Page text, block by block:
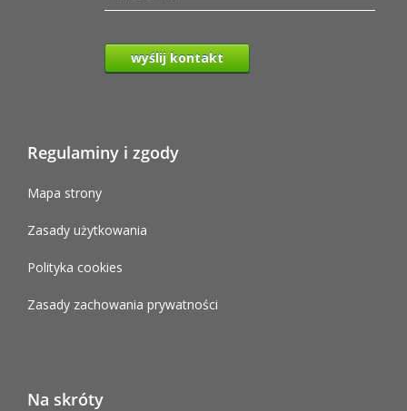
wyślij kontakt
Regulaminy i zgody
Mapa strony
Zasady użytkowania
Polityka cookies
Zasady zachowania prywatności
Na skróty